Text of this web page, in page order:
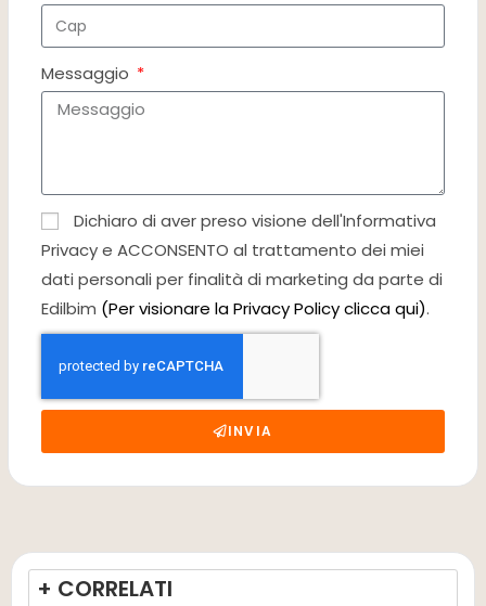
Messaggio
Dichiaro di aver preso visione dell'Informativa
Privacy e ACCONSENTO al trattamento dei miei
dati personali per finalità di marketing da parte di
Edilbim (Per visionare la Privacy Policy clicca qui).
INVIA
+ CORRELATI